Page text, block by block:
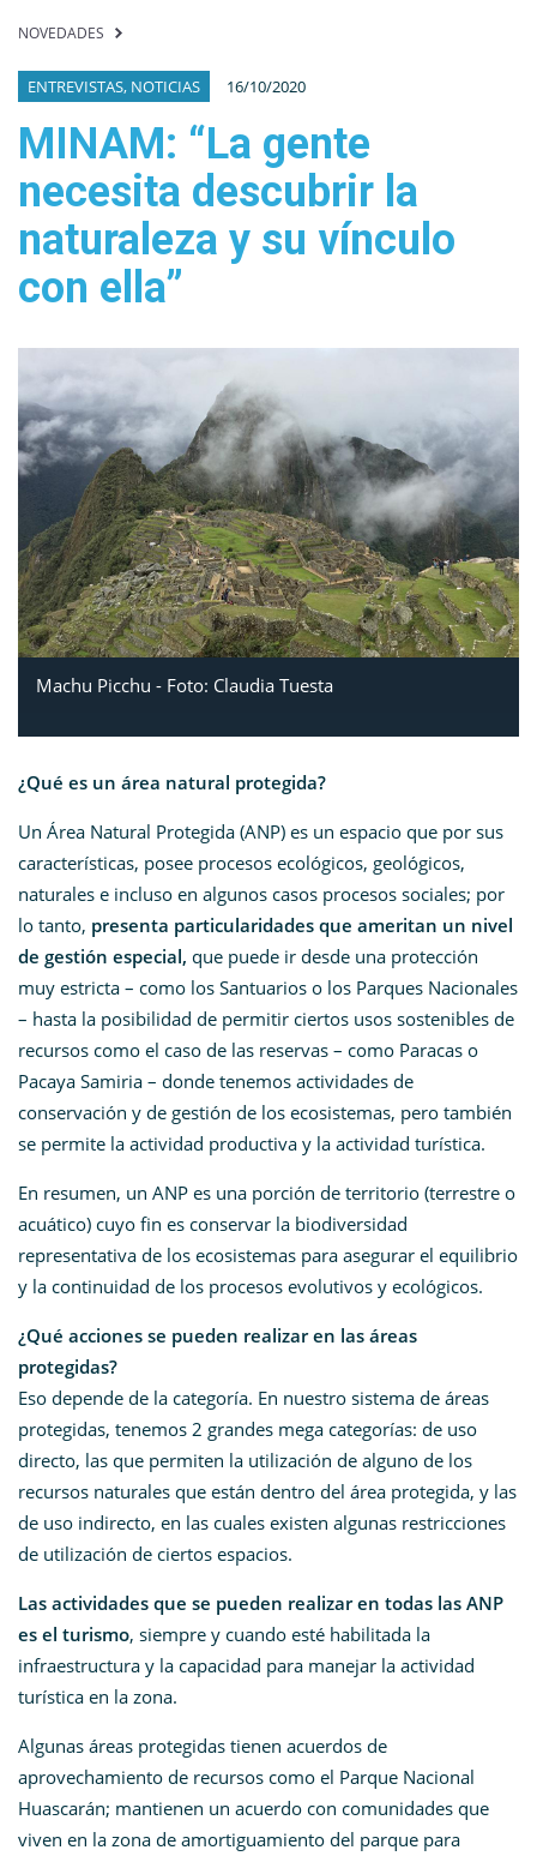
NOVEDADES
ENTREVISTAS, NOTICIAS 16/10/2020
MINAM: “La gente
necesita descubrir la
naturaleza y su vínculo
con ella”
Machu Picchu - Foto: Claudia Tuesta
¿Qué es un área natural protegida?
Un Área Natural Protegida (ANP) es un espacio que por sus
características, posee procesos ecológicos, geológicos,
naturales e incluso en algunos casos procesos sociales; por
lo tanto, presenta particularidades que ameritan un nivel
de gestión especial, que puede ir desde una protección
muy estricta – como los Santuarios o los Parques Nacionales
– hasta la posibilidad de permitir ciertos usos sostenibles de
recursos como el caso de las reservas – como Paracas o
Pacaya Samiria – donde tenemos actividades de
conservación y de gestión de los ecosistemas, pero también
se permite la actividad productiva y la actividad turística.
En resumen, un ANP es una porción de territorio (terrestre o
acuático) cuyo fin es conservar la biodiversidad
representativa de los ecosistemas para asegurar el equilibrio
y la continuidad de los procesos evolutivos y ecológicos.
¿Qué acciones se pueden realizar en las áreas
protegidas?
Eso depende de la categoría. En nuestro sistema de áreas
protegidas, tenemos 2 grandes mega categorías: de uso
directo, las que permiten la utilización de alguno de los
recursos naturales que están dentro del área protegida, y las
de uso indirecto, en las cuales existen algunas restricciones
de utilización de ciertos espacios.
Las actividades que se pueden realizar en todas las ANP
es el turismo, siempre y cuando esté habilitada la
infraestructura y la capacidad para manejar la actividad
turística en la zona.
Algunas áreas protegidas tienen acuerdos de
aprovechamiento de recursos como el Parque Nacional
Huascarán; mantienen un acuerdo con comunidades que
viven en la zona de amortiguamiento del parque para